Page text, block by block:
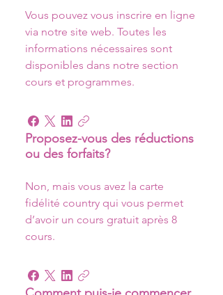
Vous pouvez vous inscrire en ligne
via notre site web. Toutes les
informations nécessaires sont
disponibles dans notre section
cours et programmes.
Proposez-vous des réductions
ou des forfaits?
Non, mais vous avez la carte
fidélité country qui vous permet
d’avoir un cours gratuit après 8
cours.